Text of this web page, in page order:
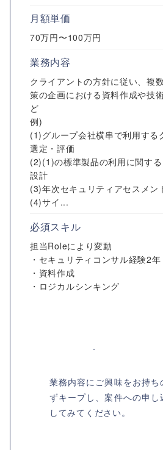
月額単価
70万円〜100万円
業務内容
クライアントの方針に従い、複
策の企画における資料作成や技
ど
例)
(1)グループ会社横串で利用する
選定・評価
(2)(1)の標準製品の利用に関す
設計
(3)年次セキュリティアセスメン
(4)サイ...
必須スキル
担当Roleにより変動
・セキュリティコンサル経験2年
・資料作成
・ロジカルシンキング
業務内容にご興味をお持ち
ずキープし、案件への申し
してみてください。